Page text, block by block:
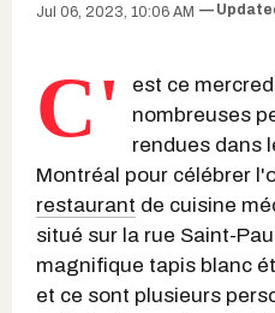
Jul 06, 2023, 10:06 AM
C'
est ce
nombreuses
rendues dans
Montréal pour célébrer
restaurant de cuisine
situé sur la rue Saint-
magnifique tapis blanc
et ce sont plusieurs